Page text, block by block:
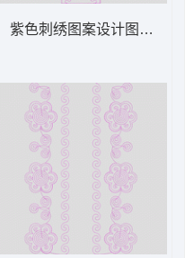
绣 特种绣
紫色刺绣图案设计图 绳绣